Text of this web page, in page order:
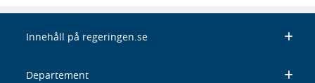
Innehåll på regeringen.se
Departement